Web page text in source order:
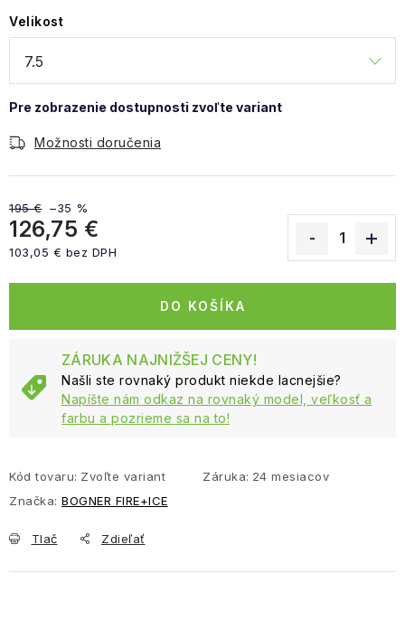
Velikost
Možnosti doručenia
195 € –35 %
126,75 €
103,05 € bez DPH
DO KOŠÍKA
ZÁRUKA NAJNIŽŠEJ CENY!
Našli ste rovnaký produkt niekde lacnejšie?
Napíšte nám odkaz na rovnaký model, veľkosť a
farbu a pozrieme sa na to!
Kód tovaru: Zvoľte variant Záruka: 24 mesiacov
Značka: BOGNER FIRE+ICE
Tlač Zdieľať